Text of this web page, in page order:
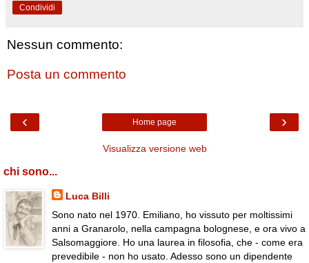
Condividi
Nessun commento:
Posta un commento
‹ ›
Home page
Visualizza versione web
chi sono...
Luca Billi
Sono nato nel 1970. Emiliano, ho vissuto per moltissimi
anni a Granarolo, nella campagna bolognese, e ora vivo a
Salsomaggiore. Ho una laurea in filosofia, che - come era
prevedibile - non ho usato. Adesso sono un dipendente